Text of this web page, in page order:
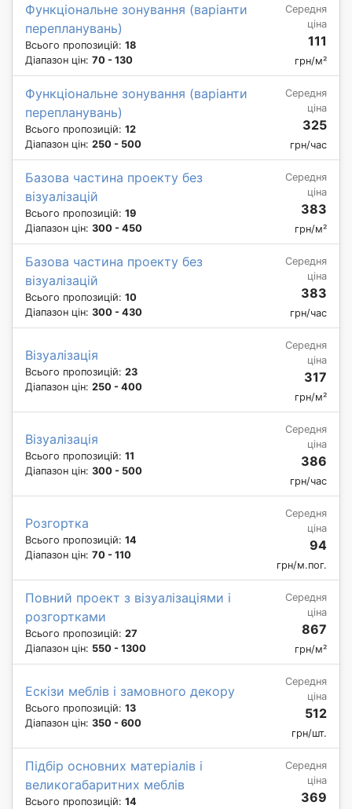
Функціональне зонування (варіанти
перепланувань)
Всього пропозицій: 18
Діапазон цін: 70 - 130
Середня
ціна
111
грн/м²
Функціональне зонування (варіанти
перепланувань)
Всього пропозицій: 12
Діапазон цін: 250 - 500
Середня
ціна
325
грн/час
Базова частина проекту без
візуалізацій
Всього пропозицій: 19
Діапазон цін: 300 - 450
Середня
ціна
383
грн/м²
Базова частина проекту без
візуалізацій
Всього пропозицій: 10
Діапазон цін: 300 - 430
Середня
ціна
383
грн/час
Візуалізація
Всього пропозицій: 23
Діапазон цін: 250 - 400
Середня
ціна
317
грн/м²
Візуалізація
Всього пропозицій: 11
Діапазон цін: 300 - 500
Середня
ціна
386
грн/час
Розгортка
Всього пропозицій: 14
Діапазон цін: 70 - 110
Середня
ціна
94
грн/м.пог.
Повний проект з візуалізаціями і
розгортками
Всього пропозицій: 27
Діапазон цін: 550 - 1300
Середня
ціна
867
грн/м²
Ескізи меблів і замовного декору
Всього пропозицій: 13
Діапазон цін: 350 - 600
Середня
ціна
512
грн/шт.
Підбір основних матеріалів і
великогабаритних меблів
Всього пропозицій: 14
Середня
ціна
369